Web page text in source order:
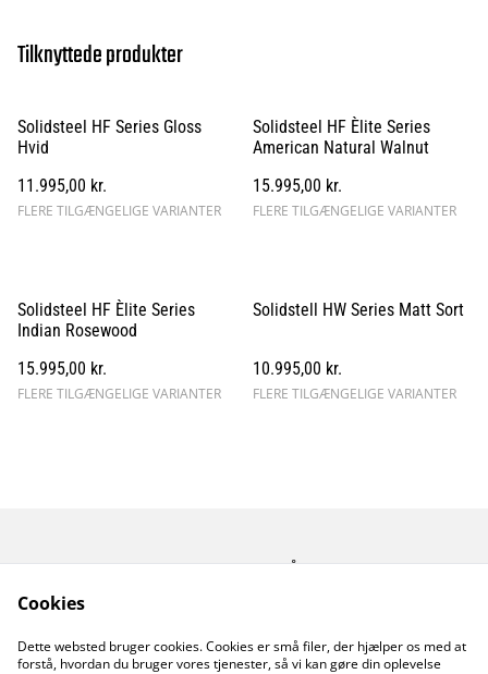
Tilknyttede produkter
Solidsteel HF Series Gloss
Hvid
11.995,00 kr.
FLERE TILGÆNGELIGE VARIANTER
Solidsteel HF Èlite Series
American Natural Walnut
15.995,00 kr.
FLERE TILGÆNGELIGE VARIANTER
Solidsteel HF Èlite Series
Indian Rosewood
15.995,00 kr.
FLERE TILGÆNGELIGE VARIANTER
Solidstell HW Series Matt Sort
10.995,00 kr.
FLERE TILGÆNGELIGE VARIANTER
Kontakt os
Åbningstider
Cookiepolitik
Cookies
Dette websted bruger cookies. Cookies er små filer, der hjælper os med at
forstå, hvordan du bruger vores tjenester, så vi kan gøre din oplevelse